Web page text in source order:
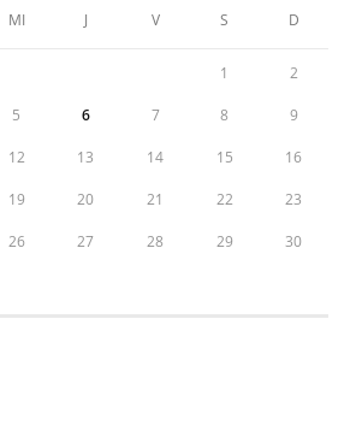
MI J V S D
1 2
5 6 7 8 9
12 13 14 15 16
19 20 21 22 23
26 27 28 29 30